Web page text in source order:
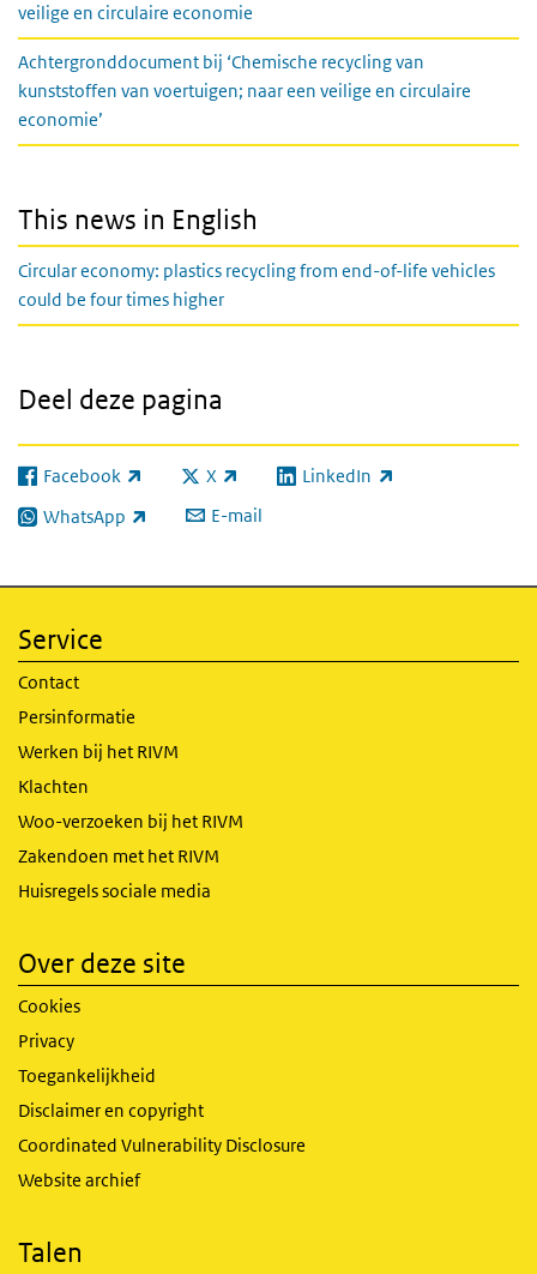
veilige en circulaire economie
Achtergronddocument bij ‘Chemische recycling van
kunststoffen van voertuigen; naar een veilige en circulaire
economie’
This news in English
Circular economy: plastics recycling from end-of-life vehicles
could be four times higher
Deel deze pagina
Facebook
(externe link) X
(externe link) LinkedIn
(externe link)
WhatsApp
(externe link) E-mail
Service
Contact
Persinformatie
Werken bij het RIVM
Klachten
Woo-verzoeken bij het RIVM
Zakendoen met het RIVM
Huisregels sociale media
Over deze site
Cookies
Privacy
Toegankelijkheid
Disclaimer en copyright
Coordinated Vulnerability Disclosure
Website archief
Talen